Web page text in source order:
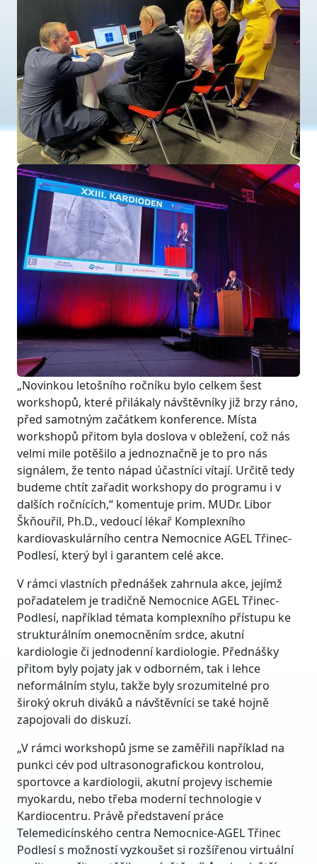
„Novinkou letošního ročníku bylo celkem šest
workshopů, které přilákaly návštěvníky již brzy ráno,
před samotným začátkem konference. Místa
workshopů přitom byla doslova v obležení, což nás
velmi mile potěšilo a jednoznačně je to pro nás
signálem, že tento nápad účastníci vítají. Určitě tedy
budeme chtít zařadit workshopy do programu i v
dalších ročnících,“ komentuje prim. MUDr. Libor
Škňouřil, Ph.D., vedoucí lékař Komplexního
kardiovaskulárního centra Nemocnice AGEL Třinec-
Podlesí, který byl i garantem celé akce.
V rámci vlastních přednášek zahrnula akce, jejímž
pořadatelem je tradičně Nemocnice AGEL Třinec-
Podlesí, například témata komplexního přístupu ke
strukturálním onemocněním srdce, akutní
kardiologie či jednodenní kardiologie. Přednášky
přitom byly pojaty jak v odborném, tak i lehce
neformálním stylu, takže byly srozumitelné pro
široký okruh diváků a návštěvníci se také hojně
zapojovali do diskuzí.
„V rámci workshopů jsme se zaměřili například na
punkci cév pod ultrasonografickou kontrolou,
sportovce a kardiologii, akutní projevy ischemie
myokardu, nebo třeba moderní technologie v
Kardiocentru. Právě představení práce
Telemedicínského centra Nemocnice-AGEL Třinec
Podlesí s možností vyzkoušet si rozšířenou virtuální